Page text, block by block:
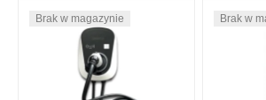
multiple